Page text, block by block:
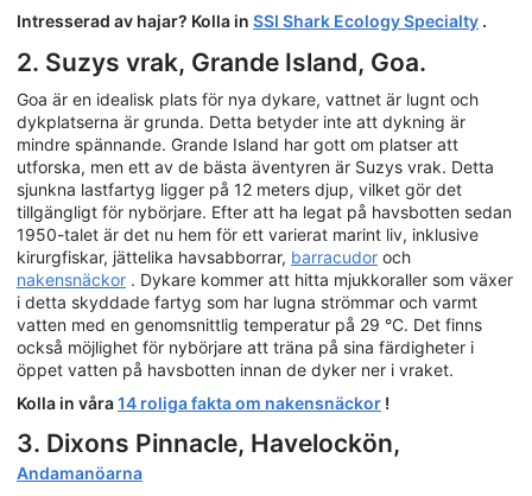
Intresserad av hajar? Kolla in SSI Shark Ecology Specialty .
2. Suzys vrak, Grande Island, Goa.
Goa är en idealisk plats för nya dykare, vattnet är lugnt och
dykplatserna är grunda. Detta betyder inte att dykning är
mindre spännande. Grande Island har gott om platser att
utforska, men ett av de bästa äventyren är Suzys vrak. Detta
sjunkna lastfartyg ligger på 12 meters djup, vilket gör det
tillgängligt för nybörjare. Efter att ha legat på havsbotten sedan
1950-talet är det nu hem för ett varierat marint liv, inklusive
kirurgfiskar, jättelika havsabborrar, barracudor och
nakensnäckor . Dykare kommer att hitta mjukkoraller som växer
i detta skyddade fartyg som har lugna strömmar och varmt
vatten med en genomsnittlig temperatur på 29 °C. Det finns
också möjlighet för nybörjare att träna på sina färdigheter i
öppet vatten på havsbotten innan de dyker ner i vraket.
Kolla in våra14 roliga fakta om nakensnäckor !
3. Dixons Pinnacle, Havelockön,
Andamanöarna